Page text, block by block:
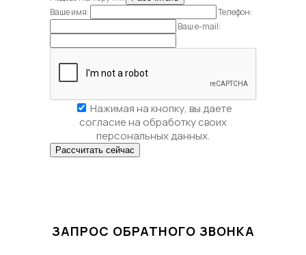
Ваше имя:
Телефон:
Ваш e-mail:
Нажимая на кнопку, вы даете
согласие на обработку своих
персональных данных.
ЗАПРОС ОБРАТНОГО ЗВОНКА